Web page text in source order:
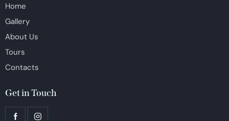
Home
Gallery
About Us
Tours
Contacts
Get in Touch